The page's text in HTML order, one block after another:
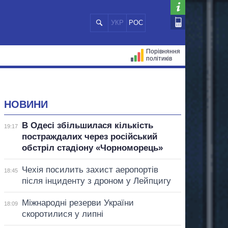
УКР РОС
Порівняння
політиків
НОВИНИ
19:17
В Одесі збільшилася кількість
постраждалих через російський
обстріл стадіону «Чорноморець»
18:45
Чехія посилить захист аеропортів
після інциденту з дроном у Лейпцигу
18:09
Міжнародні резерви України
скоротилися у липні